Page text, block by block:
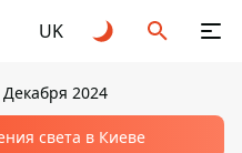
UK
2024
света в Киеве